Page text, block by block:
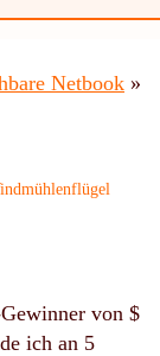
Netbook »
von $
ich an 5